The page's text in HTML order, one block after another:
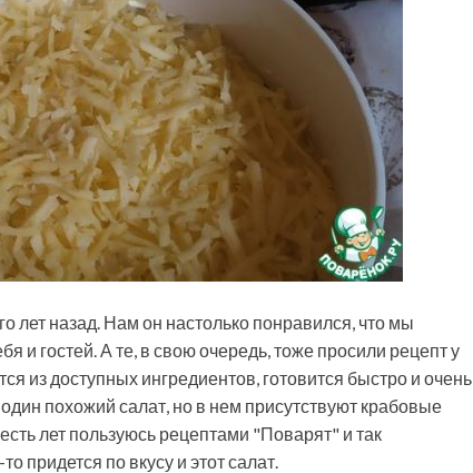
лет назад. Нам он настолько понравился, что мы
и гостей. А те, в свою очередь, тоже просили рецепт у
из доступных ингредиентов, готовится быстро и очень
похожий салат, но в нем присутствуют крабовые
лет пользуюсь рецептами "Поварят" и так
придется по вкусу и этот салат.